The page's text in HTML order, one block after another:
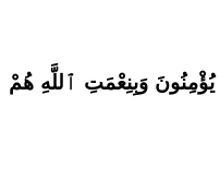
وَبِنِعْمَتِ ٱللَّهِ هُمْ